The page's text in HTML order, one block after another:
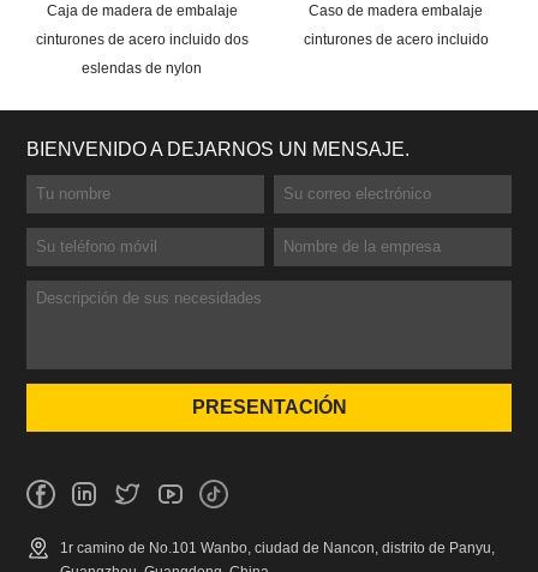
Caja de madera de embalaje
cinturones de acero incluido dos
eslendas de nylon
Caso de madera embalaje
cinturones de acero incluido
BIENVENIDO A DEJARNOS UN MENSAJE.
1r camino de No.101 Wanbo, ciudad de Nancon, distrito de Panyu,